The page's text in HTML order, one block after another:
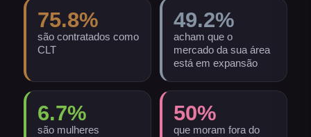
75.8%
são contratados como
CLT
49.2%
acham que o
mercado da sua área
está em expansão
6.7%
são mulheres
50%
que moram fora do